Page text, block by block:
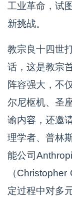
工业革命，试
新挑战。
教宗良十四世
话，这是教宗
阵容强大，不
尔尼枢机、圣
谕内容，还邀
理学者、普林
能公司
（
定过程中对多